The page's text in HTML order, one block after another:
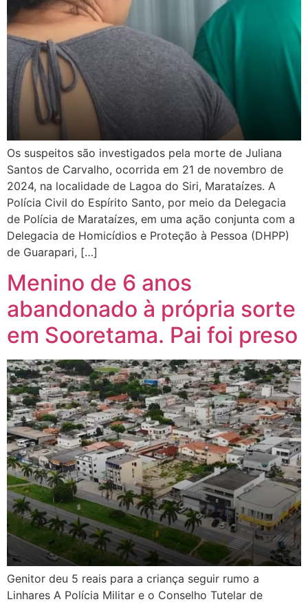
Os suspeitos são investigados pela morte de Juliana
Santos de Carvalho, ocorrida em 21 de novembro de
2024, na localidade de Lagoa do Siri, Marataízes. A
Polícia Civil do Espírito Santo, por meio da Delegacia
de Polícia de Marataízes, em uma ação conjunta com a
Delegacia de Homicídios e Proteção à Pessoa (DHPP)
de Guarapari, […]
Menino de 6 anos
abandonado à própria sorte
em Sooretama. Pai foi preso
Genitor deu 5 reais para a criança seguir rumo a
Linhares A Polícia Militar e o Conselho Tutelar de